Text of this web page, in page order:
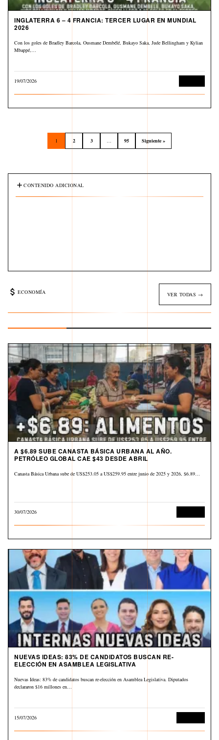
INGLATERRA 6 – 4 FRANCIA: TERCER LUGAR EN MUNDIAL
2026
Con los goles de Bradley Barcola, Ousmane Dembélé, Bukayo Saka, Jude Bellingham y Kylian
Mbappé,…
19/07/2026
1 2 3 … 95 Siguiente »
CONTENIDO ADICIONAL
ECONOMÍA VER TODAS →
A $6.89 SUBE CANASTA BÁSICA URBANA AL AÑO.
PETRÓLEO GLOBAL CAE $43 DESDE ABRIL
Canasta Básica Urbana sube de US$253.05 a US$259.95 entre junio de 2025 y 2026, $6.89…
30/07/2026
NUEVAS IDEAS: 83% DE CANDIDATOS BUSCAN RE-
ELECCIÓN EN ASAMBLEA LEGISLATIVA
Nuevas Ideas: 83% de candidatos buscan re-elección en Asamblea Legislativa. Diputados
declararon $16 millones en…
15/07/2026